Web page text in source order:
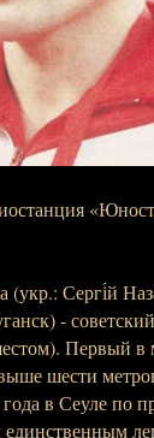
(укр.: Сергі́й
-
Первый в
шести
в Сеуле по